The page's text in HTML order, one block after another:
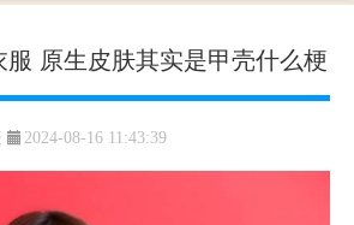
原生皮肤其实是甲壳什么梗
2024-08-16 11:43:39